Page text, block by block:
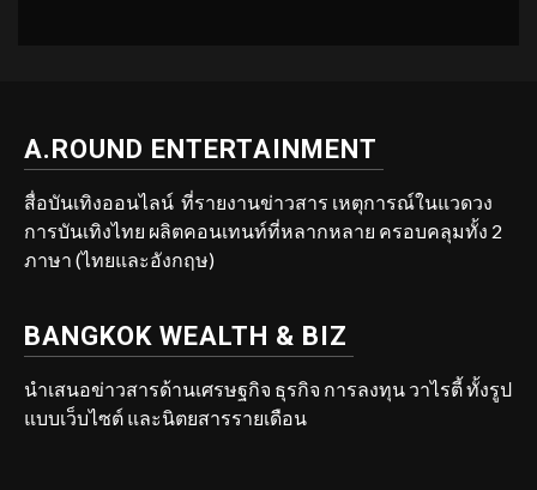
A.ROUND ENTERTAINMENT
สื่อบันเทิงออนไลน์ ที่รายงานข่าวสาร เหตุการณ์ในแวดวง
การบันเทิงไทย ผลิตคอนเทนท์ที่หลากหลาย ครอบคลุมทั้ง 2
ภาษา (ไทยและอังกฤษ)
BANGKOK WEALTH & BIZ
นำเสนอข่าวสารด้านเศรษฐกิจ ธุรกิจ การลงทุน วาไรตี้ ทั้งรูป
แบบเว็บไซต์ และนิตยสารรายเดือน